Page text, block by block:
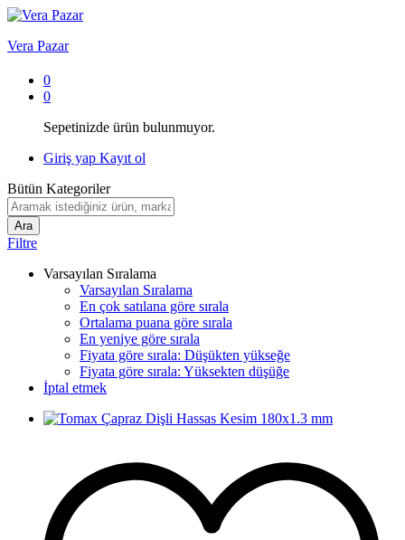
Vera Pazar
0
0
Sepetinizde ürün bulunmuyor.
Giriş yap Kayıt ol
Bütün Kategoriler
Ara
Filtre
Varsayılan Sıralama
Varsayılan Sıralama
En çok satılana göre sırala
Ortalama puana göre sırala
En yeniye göre sırala
Fiyata göre sırala: Düşükten yükseğe
Fiyata göre sırala: Yüksekten düşüğe
İptal etmek